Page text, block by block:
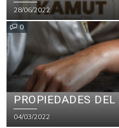
28/06/2022
0
PROPIEDADES
04/03/2022